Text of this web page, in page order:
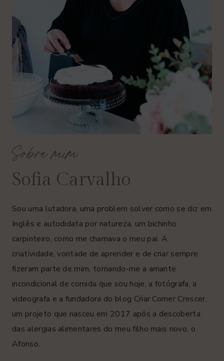
Sobre mim
Sofia Carvalho
Sou uma lutadora, uma problem solver como se diz em
Inglês e autodidata por natureza, um bichinho
carpinteiro, como me chamava o meu pai. A
criatividade, vontade de aprender e de criar sempre
fizeram parte de mim, tornando-me a amante
incondicional de comida que sou hoje, a fotógrafa, a
videografa e a fundadora do blog Criar Comer Crescer,
um projeto que nasceu em 2017 após a descoberta
das alergias alimentares do meu filho mais novo, o
Afonso.